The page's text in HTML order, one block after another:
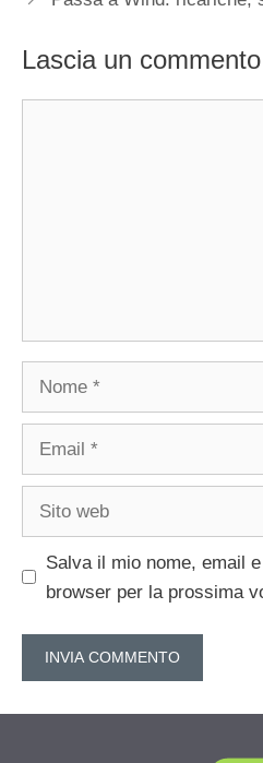
Lascia un commento
Nome
Email
Sito
Salva il mio nome, email
browser per la prossima